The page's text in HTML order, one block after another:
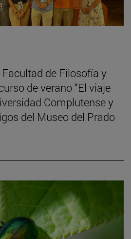
de Filosofía y
de verano “El viaje
Complutense y
del Museo del Prado